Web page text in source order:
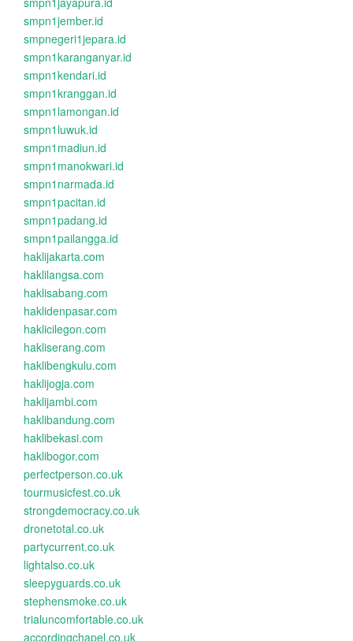
smpn1jember.id
smpnegeri1jepara.id
smpn1karanganyar.id
smpn1kendari.id
smpn1kranggan.id
smpn1lamongan.id
smpn1luwuk.id
smpn1madiun.id
smpn1manokwari.id
smpn1narmada.id
smpn1pacitan.id
smpn1padang.id
smpn1pailangga.id
haklijakarta.com
haklilangsa.com
haklisabang.com
haklidenpasar.com
haklicilegon.com
hakliserang.com
haklibengkulu.com
haklijogja.com
haklijambi.com
haklibandung.com
haklibekasi.com
haklibogor.com
perfectperson.co.uk
tourmusicfest.co.uk
strongdemocracy.co.uk
dronetotal.co.uk
partycurrent.co.uk
lightalso.co.uk
sleepyguards.co.uk
stephensmoke.co.uk
trialuncomfortable.co.uk
accordingchapel.co.uk